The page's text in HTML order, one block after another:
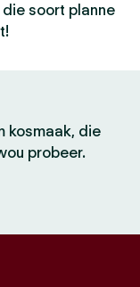
soort planne
kosmaak, die
probeer.